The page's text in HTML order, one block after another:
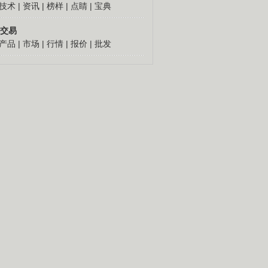
术 | 资讯 | 榜样 | 点睛 | 宝典
易
产品 | 市场 | 行情 | 报价 | 批发